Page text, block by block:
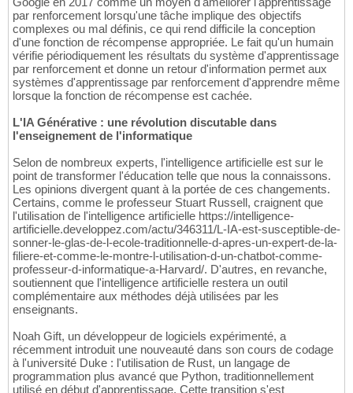
par renforcement lorsqu'une tâche implique des objectifs
complexes ou mal définis, ce qui rend difficile la conception
d'une fonction de récompense appropriée. Le fait qu'un humain
vérifie périodiquement les résultats du système d'apprentissage
par renforcement et donne un retour d'information permet aux
systèmes d'apprentissage par renforcement d'apprendre même
lorsque la fonction de récompense est cachée.
L'IA Générative : une révolution discutable dans
l'enseignement de l'informatique
Selon de nombreux experts, l'intelligence artificielle est sur le
point de transformer l'éducation telle que nous la connaissons.
Les opinions divergent quant à la portée de ces changements.
Certains, comme le professeur Stuart Russell, craignent que
l'utilisation de l'intelligence artificielle https://intelligence-
artificielle.developpez.com/actu/346311/L-IA-est-susceptible-de-
sonner-le-glas-de-l-ecole-traditionnelle-d-apres-un-expert-de-la-
filiere-et-comme-le-montre-l-utilisation-d-un-chatbot-comme-
professeur-d-informatique-a-Harvard/. D'autres, en revanche,
soutiennent que l'intelligence artificielle restera un outil
complémentaire aux méthodes déjà utilisées par les
enseignants.
Noah Gift, un développeur de logiciels expérimenté, a
récemment introduit une nouveauté dans son cours de codage
à l'université Duke : l'utilisation de Rust, un langage de
programmation plus avancé que Python, traditionnellement
utilisé en début d'apprentissage. Cette transition s'est